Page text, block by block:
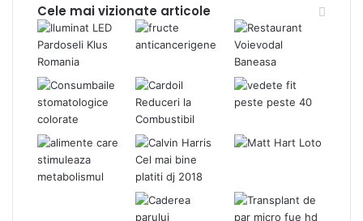
Cele mai vizionate articole